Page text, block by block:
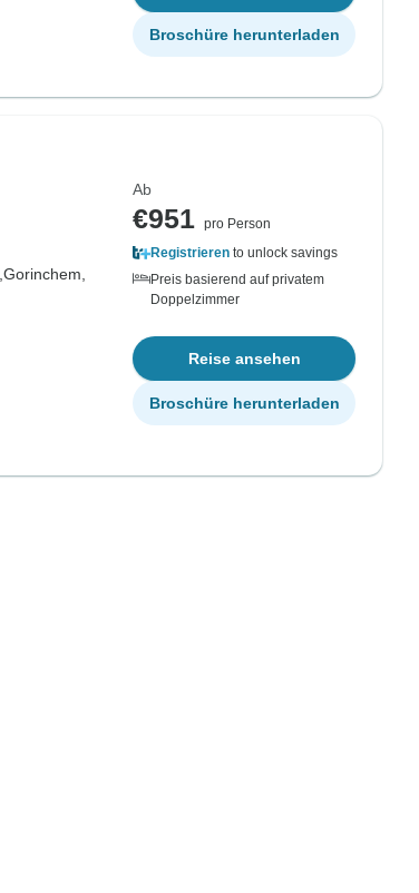
Broschüre herunterladen
Gorinchem,
Ab
€951 pro Person
Registrieren to unlock savings
Preis basierend auf privatem
Doppelzimmer
Reise ansehen
Broschüre herunterladen